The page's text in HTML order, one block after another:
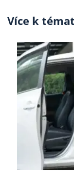
Více k